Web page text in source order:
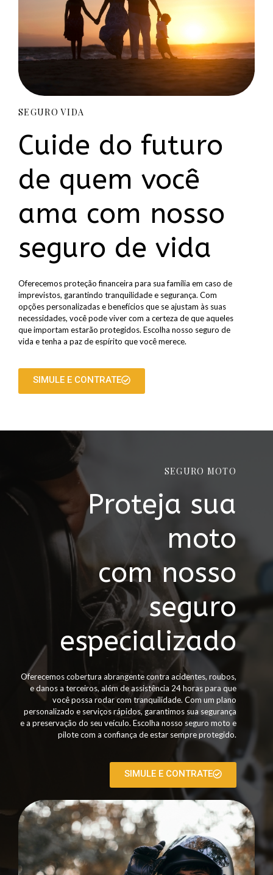
SEGURO VIDA
Cuide do futuro
de quem você
ama com nosso
seguro de vida
Oferecemos proteção financeira para sua família em caso de
imprevistos, garantindo tranquilidade e segurança. Com
opções personalizadas e benefícios que se ajustam às suas
necessidades, você pode viver com a certeza de que aqueles
que importam estarão protegidos. Escolha nosso seguro de
vida e tenha a paz de espírito que você merece.
SIMULE E CONTRATE
SEGURO MOTO
Proteja sua
moto
com nosso
seguro
especializado
Oferecemos cobertura abrangente contra acidentes, roubos,
e danos a terceiros, além de assistência 24 horas para que
você possa rodar com tranquilidade. Com um plano
personalizado e serviços rápidos, garantimos sua segurança
e a preservação do seu veículo. Escolha nosso seguro moto e
pilote com a confiança de estar sempre protegido.
SIMULE E CONTRATE